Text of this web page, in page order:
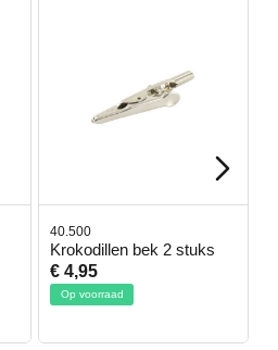
40.500
Krokodillen bek 2 stuks
€ 4,95
Op voorraad